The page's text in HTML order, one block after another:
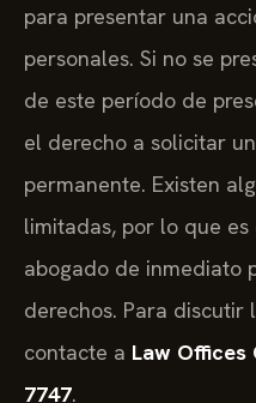
para presentar una
personales. Si no se
de este período de
el derecho a solicitar
permanente. Existen
limitadas, por lo que
abogado de inmediato
derechos. Para discutir
contacte a Law Offices
7747.